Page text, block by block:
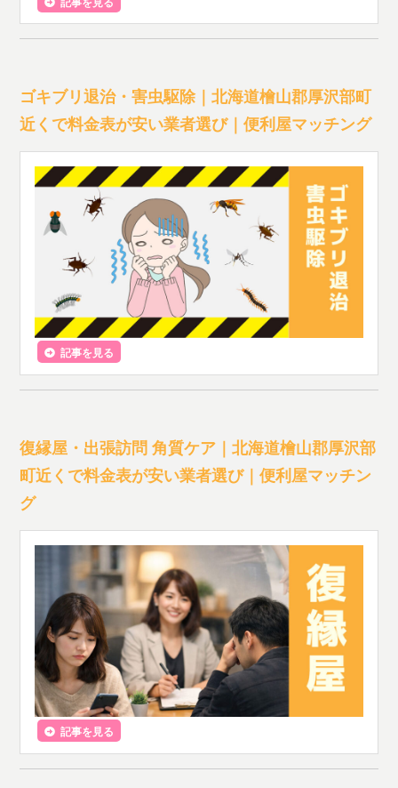
ゴキブリ退治・害虫駆除｜北海道檜山郡厚沢部町
近くで料金表が安い業者選び｜便利屋マッチング
記事を見る
復縁屋・出張訪問 角質ケア｜北海道檜山郡厚沢部
町近くで料金表が安い業者選び｜便利屋マッチン
グ
記事を見る